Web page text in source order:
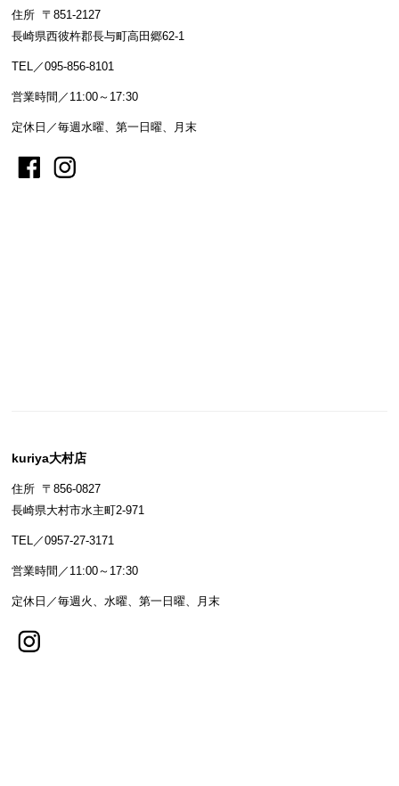
住所 〒851-2127
長崎県西彼杵郡長与町高田郷62-1
TEL／095-856-8101
営業時間／11:00～17:30
定休日／毎週水曜、第一日曜、月末
kuriya大村店
住所 〒856-0827
長崎県大村市水主町2-971
TEL／0957-27-3171
営業時間／11:00～17:30
定休日／毎週火、水曜、第一日曜、月末